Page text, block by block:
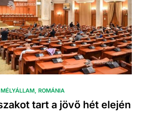
MÉLYÁLLAM ROMÁNIA
tart a jövő hét elején